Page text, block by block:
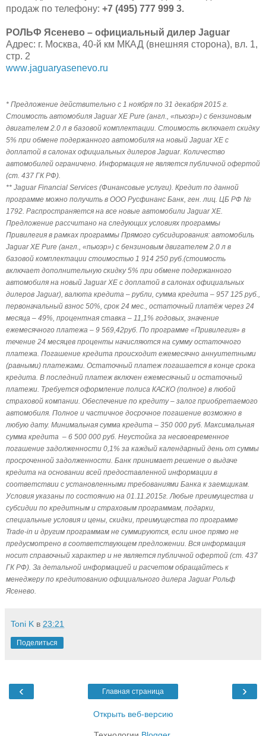
продаж по телефону: +7 (495) 777 999 3.
РОЛЬФ Ясенево – официальный дилер Jaguar
Адрес: г. Москва, 40-й км МКАД (внешняя сторона), вл. 1,
стр. 2
www.jaguaryasenevo.ru
* Предложение действительно с 1 ноября по 31 декабря 2015 г.
Стоимость автомобиля Jaguar XE Pure (англ., «пьюэр») с бензиновым
двигателем 2.0 л в базовой комплектации. Стоимость включает скидку
5% при обмене подержанного автомобиля на новый Jaguar XE с
доплатой в салонах официальных дилеров Jaguar. Количество
автомобилей ограничено. Информация не является публичной офертой
(ст. 437 ГК РФ).
** Jaguar Financial Services (Финансовые услуги). Кредит по данной
программе можно получить в ООО Русфинанс Банк, ген. лиц. ЦБ РФ №
1792. Распространяется на все новые автомобили Jaguar XE.
Предложение рассчитано на следующих условиях программы
Привилегия в рамках программы Прямого субсидирования: автомобиль
Jaguar XE Pure (англ., «пьюэр») с бензиновым двигателем 2.0 л в
базовой комплектации стоимостью 1 914 250 руб.(стоимость
включает дополнительную скидку 5% при обмене подержанного
автомобиля на новый Jaguar XE с доплатой в салонах официальных
дилеров Jaguar), валюта кредита – рубли, сумма кредита – 957 125 руб.,
первоначальный взнос 50%, срок 24 мес., остаточный платёж через 24
месяца – 49%, процентная ставка – 11,1% годовых, значение
ежемесячного платежа – 9 569,42руб. По программе «Привилегия» в
течение 24 месяцев проценты начисляются на сумму остаточного
платежа. Погашение кредита происходит ежемесячно аннуитетными
(равными) платежами. Остаточный платеж погашается в конце срока
кредита. В последний платеж включен ежемесячный и остаточный
платежи. Требуется оформление полиса КАСКО (полное) в любой
страховой компании. Обеспечение по кредиту – залог приобретаемого
автомобиля. Полное и частичное досрочное погашение возможно в
любую дату. Минимальная сумма кредита – 350 000 руб. Максимальная
сумма кредита – 6 500 000 руб. Неустойка за несвоевременное
погашение задолженности 0,1% за каждый календарный день от суммы
просроченной задолженности. Банк принимает решение о выдаче
кредита на основании всей предоставленной информации в
соответствии с установленными требованиями Банка к заемщикам.
Условия указаны по состоянию на 01.11.2015г. Любые преимущества и
субсидии по кредитным и страховым программам, подарки,
специальные условия и цены, скидки, преимущества по программе
Trade-in и другим программам не суммируются, если иное прямо не
предусмотрено в соответствующем предложении. Вся информация
носит справочный характер и не является публичной офертой (ст. 437
ГК РФ). За детальной информацией и расчетом обращайтесь к
менеджеру по кредитованию официального дилера Jaguar Рольф
Ясенево.
Toni K в 23:21
Поделиться
‹ ›
Главная страница
Открыть веб-версию